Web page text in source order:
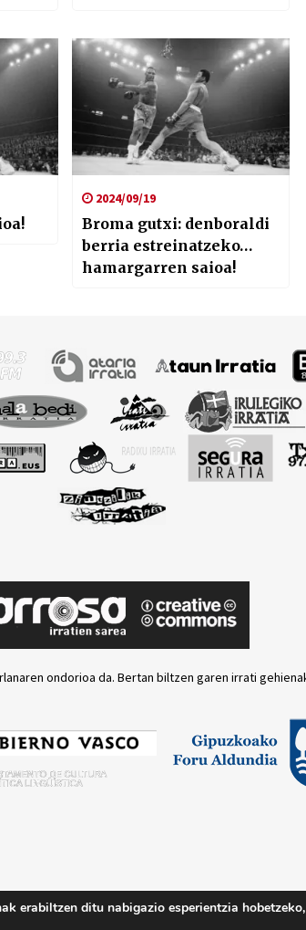
2024/09/19
Broma gutxi: denboraldi
berria estreinatzeko…
hamargarren saioa!
ondorioa da. Bertan biltzen garen irrati
Lege oharra
erabiltzen ditu nabigazio esperientzia